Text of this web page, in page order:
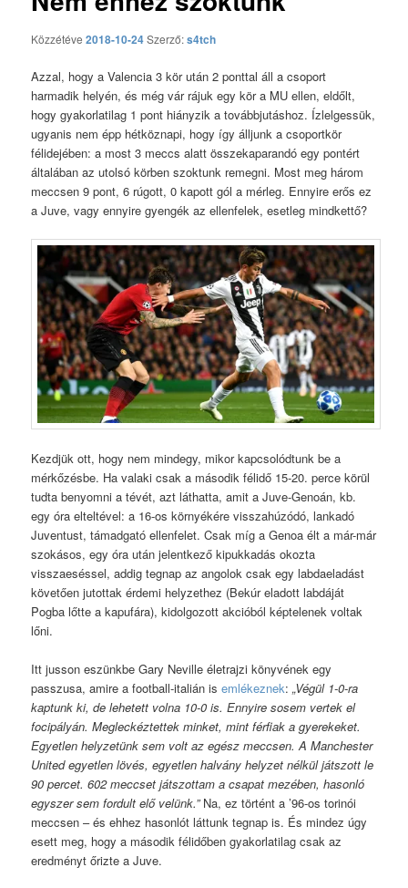
Közzétéve2018-10-24Szerző:s4tch
Azzal, hogy a Valencia 3 kör után 2 ponttal áll a csoport
harmadik helyén, és még vár rájuk egy kör a MU ellen, eldőlt,
hogy gyakorlatilag 1 pont hiányzik a továbbjutáshoz. Ízlelgessük,
ugyanis nem épp hétköznapi, hogy így álljunk a csoportkör
félidejében: a most 3 meccs alatt összekaparandó egy pontért
általában az utolsó körben szoktunk remegni. Most meg három
meccsen 9 pont, 6 rúgott, 0 kapott gól a mérleg. Ennyire erős ez
a Juve, vagy ennyire gyengék az ellenfelek, esetleg mindkettő?
Kezdjük ott, hogy nem mindegy, mikor kapcsolódtunk be a
mérkőzésbe. Ha valaki csak a második félidő 15-20. perce körül
tudta benyomni a tévét, azt láthatta, amit a Juve-Genoán, kb.
egy óra elteltével: a 16-os környékére visszahúzódó, lankadó
Juventust, támadgató ellenfelet. Csak míg a Genoa élt a már-már
szokásos, egy óra után jelentkező kipukkadás okozta
visszaeséssel, addig tegnap az angolok csak egy labdaeladást
követően jutottak érdemi helyzethez (Bekúr eladott labdáját
Pogba lőtte a kapufára), kidolgozott akcióból képtelenek voltak
lőni.
Itt jusson eszünkbe Gary Neville életrajzi könyvének egy
passzusa, amire a football-italián isemlékeznek:„Végül 1-0-ra
kaptunk ki, de lehetett volna 10-0 is. Ennyire sosem vertek el
focipályán. Megleckéztettek minket, mint férfiak a gyerekeket.
Egyetlen helyzetünk sem volt az egész meccsen. A Manchester
United egyetlen lövés, egyetlen halvány helyzet nélkül játszott le
90 percet. 602 meccset játszottam a csapat mezében, hasonló
egyszer sem fordult elő velünk.”Na, ez történt a ’96-os torinói
meccsen – és ehhez hasonlót láttunk tegnap is. És mindez úgy
esett meg, hogy a második félidőben gyakorlatilag csak az
eredményt őrizte a Juve.